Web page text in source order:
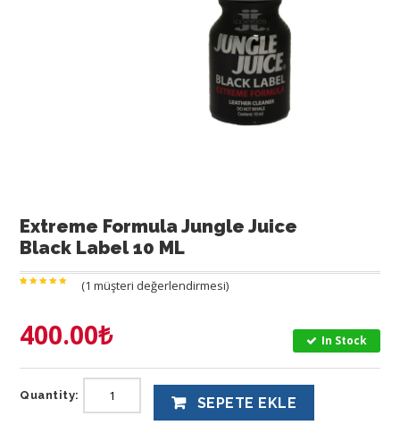
Extreme Formula Jungle Juice
Black Label 10 ML
5.00puan
aldı
(1 müşteri değerlendirmesi)
400.00₺ In Stock
Quantity: SEPETE EKLE